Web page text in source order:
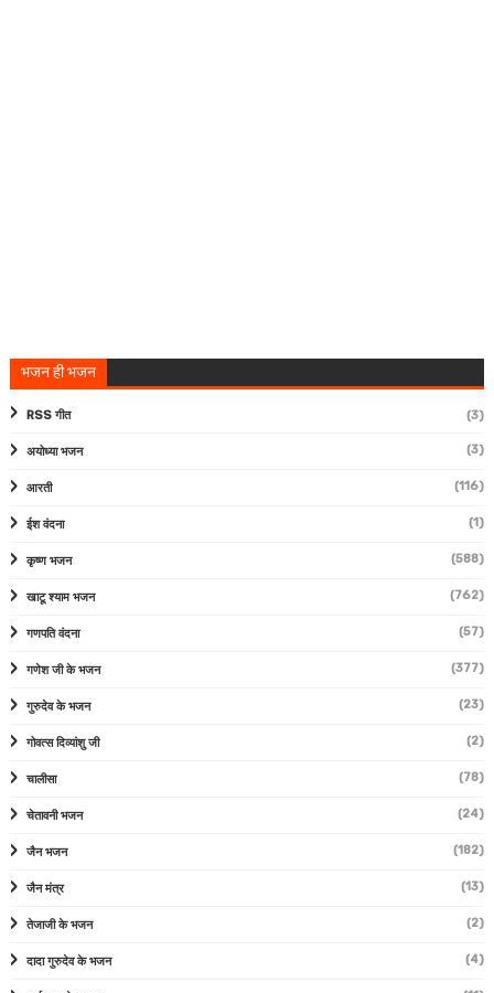
भजन ही भजन
RSS गीत (3)
अयोध्या भजन (3)
आरती (116)
ईश वंदना (1)
कृष्ण भजन (588)
खाटू श्याम भजन (762)
गणपति वंदना (57)
गणेश जी के भजन (377)
गुरुदेव के भजन (23)
गोवत्स दिव्यांशु जी (2)
चालीसा (78)
चेतावनी भजन (24)
जैन भजन (182)
जैन मंत्र (13)
तेजाजी के भजन (2)
दादा गुरुदेव के भजन (4)